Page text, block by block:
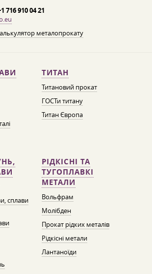
716 910 04 21
металопрокату
ТИТАН
Титановий прокат
ГОСТи титану
Титан Європа
сплави
РІДКІСНІ ТА
ТУГОПЛАВКІ
МЕТАЛИ
Вольфрам
Молібден
Прокат рідких металів
Рідкісні метали
Лантаноїди